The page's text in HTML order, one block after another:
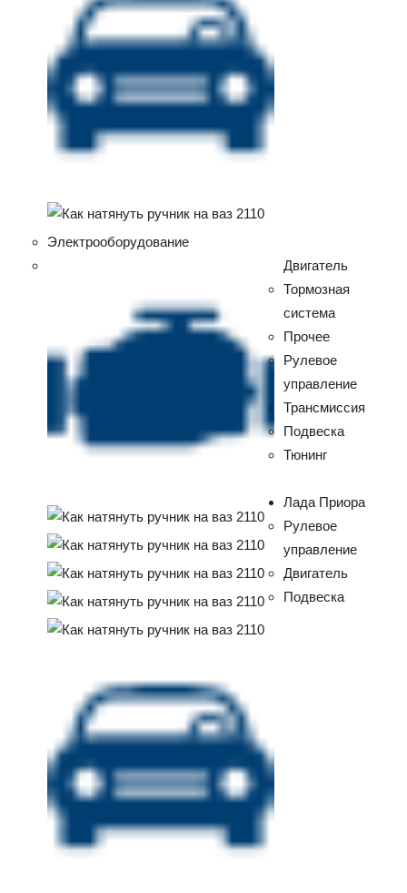
Электрооборудование
Двигатель
Тормозная
система
Прочее
Рулевое
управление
Трансмиссия
Подвеска
Тюнинг
Лада Приора
Рулевое
управление
Двигатель
Подвеска